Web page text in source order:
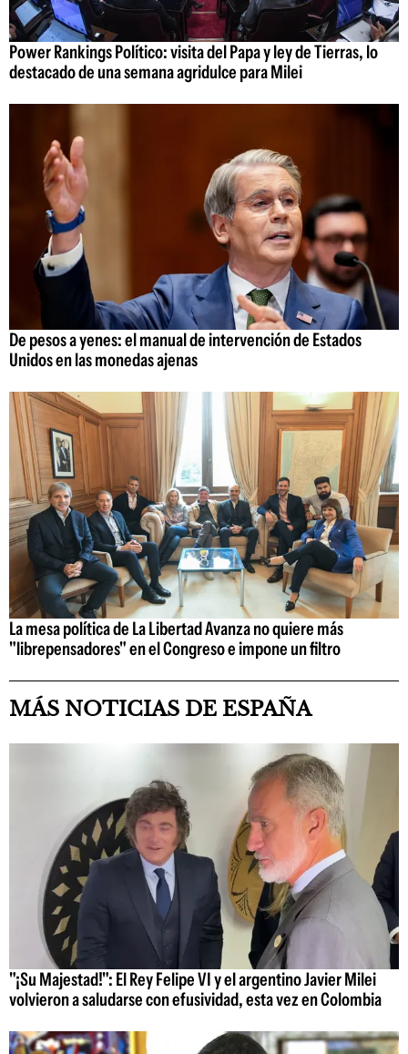
Power Rankings Político: visita del Papa y ley de Tierras, lo
destacado de una semana agridulce para Milei
De pesos a yenes: el manual de intervención de Estados
Unidos en las monedas ajenas
La mesa política de La Libertad Avanza no quiere más
"librepensadores" en el Congreso e impone un filtro
MÁS NOTICIAS DE ESPAÑA
"¡Su Majestad!": El Rey Felipe VI y el argentino Javier Milei
volvieron a saludarse con efusividad, esta vez en Colombia